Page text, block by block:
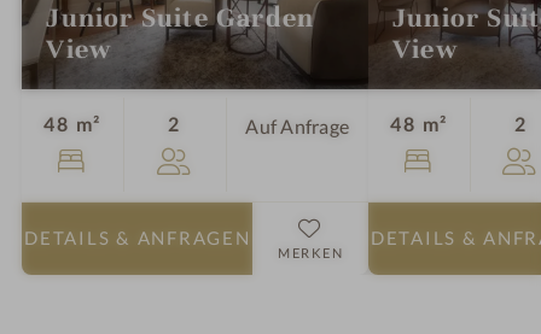
Junior Suite Garden
View
48 m² 2 PersonenAuf Anfrage
DETAILS & ANFRAGEN
MERKEN
Junior
View
48 m² 2
DETAILS &